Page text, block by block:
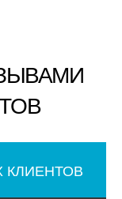
КЛИЕНТОВ